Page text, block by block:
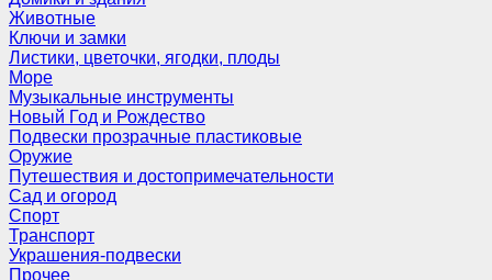
Животные
Ключи и замки
Листики, цветочки, ягодки, плоды
Море
Музыкальные инструменты
Новый Год и Рождество
Подвески прозрачные пластиковые
Оружие
Путешествия и достопримечательности
Сад и огород
Спорт
Транспорт
Украшения-подвески
Прочее